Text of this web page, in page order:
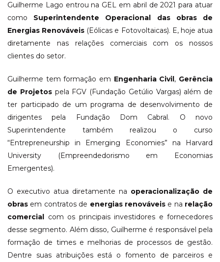
Guilherme Lago entrou na GEL em abril de 2021 para atuar
como Superintendente Operacional das obras de
Energias Renováveis (Eólicas e Fotovoltaicas). E, hoje atua
diretamente nas relações comerciais com os nossos
clientes do setor.
Guilherme tem formação em Engenharia Civil, Gerência
de Projetos pela FGV (Fundação Getúlio Vargas) além de
ter participado de um programa de desenvolvimento de
dirigentes pela Fundação Dom Cabral. O novo
Superintendente também realizou o curso
“Entrepreneurship in Emerging Economies” na Harvard
University (Empreendedorismo em Economias
Emergentes).
O executivo atua diretamente na operacionalização de
obras em contratos de energias renováveise na relação
comercial com os principais investidores e fornecedores
desse segmento. Além disso, Guilherme é responsável pela
formação de times e melhorias de processos de gestão.
Dentre suas atribuições está o fomento de parceiros e